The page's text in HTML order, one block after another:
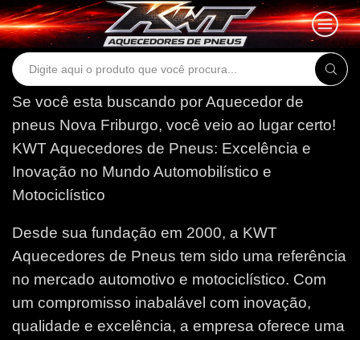
Search
Se você esta buscando por Aquecedor de
pneus Nova Friburgo, você veio ao lugar certo!
KWT Aquecedores de Pneus: Excelência e
Inovação no Mundo Automobilístico e
Motociclístico
Desde sua fundação em 2000, a KWT
Aquecedores de Pneus tem sido uma referência
no mercado automotivo e motociclístico. Com
um compromisso inabalável com inovação,
qualidade e excelência, a empresa oferece uma